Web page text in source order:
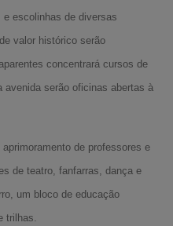
escolinhas de diversas
valor histórico serão
concentrará cursos de
serão oficinas abertas à
de professores e
de teatro, fanfarras, dança e
um bloco de educação
trilhas.